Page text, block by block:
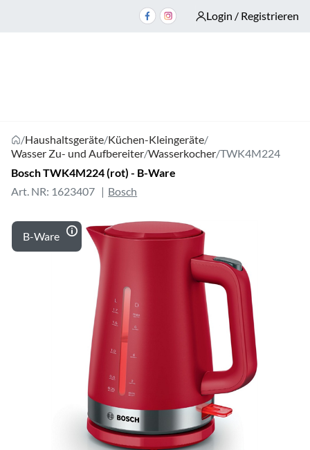
Login / Registrieren
/Haushaltsgeräte/Küchen-Kleingeräte/
Wasser Zu- und Aufbereiter/Wasserkocher/TWK4M224
Bosch TWK4M224 (rot) - B-Ware
Art. NR: 1623407
Bosch
B-Ware